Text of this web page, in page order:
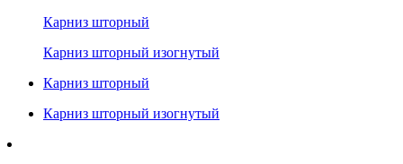
Карниз шторный
Карниз шторный изогнутый
Карниз шторный
Карниз шторный изогнутый